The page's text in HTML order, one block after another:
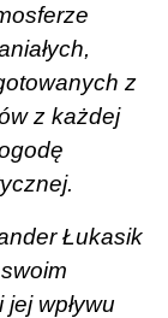
z
z każdej
Łukasik
wpływu